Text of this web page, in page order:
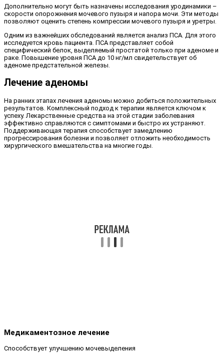
Дополнительно могут быть назначены исследования уродинамики –
скорости опорожнения мочевого пузыря и напора мочи. Эти методы
позволяют оценить степень компрессии мочевого пузыря и уретры.
Одним из важнейших обследований является анализ ПСА. Для этого
исследуется кровь пациента. ПСА представляет собой
специфический белок, выделяемый простатой только при аденоме и
раке. Повышение уровня ПСА до 10 нг/мл свидетельствует об
аденоме предстательной железы.
Лечение аденомы
На ранних этапах лечения аденомы можно добиться положительных
результатов. Комплексный подход к терапии является ключом к
успеху. Лекарственные средства на этой стадии заболевания
эффективно справляются с симптомами и быстро их устраняют.
Поддерживающая терапия способствует замедлению
прогрессирования болезни и позволяет отложить необходимость
хирургического вмешательства на многие годы.
Медикаментозное лечение
Способствует улучшению мочевыделения